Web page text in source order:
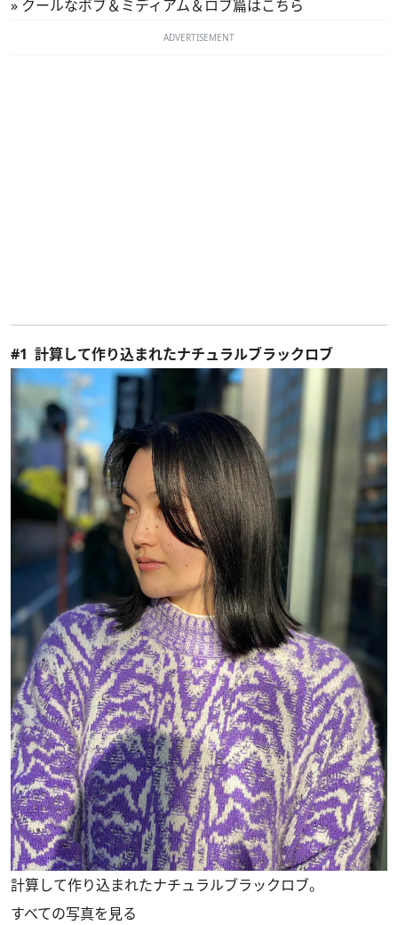
» クールなボブ＆ミディアム＆ロブ篇はこちら
ADVERTISEMENT
#1 計算して作り込まれたナチュラルブラックロブ
計算して作り込まれたナチュラルブラックロブ。
すべての写真を見る